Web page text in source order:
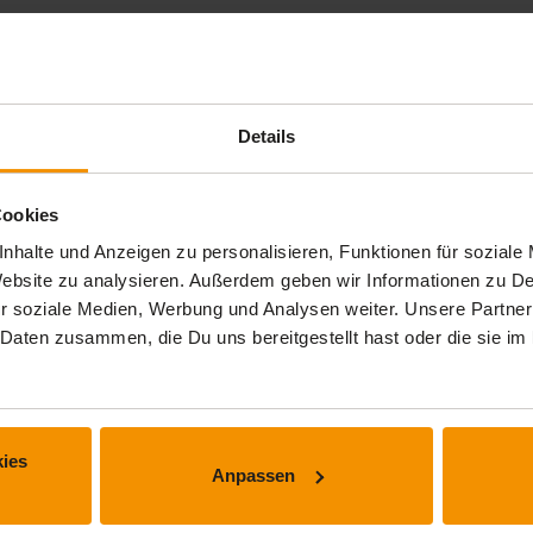
Details
und Anzeigen zu personalisieren, Funktionen für soziale
zu analysieren. Außerdem geben wir Informationen zu
soziale Medien, Werbung und Analysen weiter. Unsere
zusammen, die Du uns bereitgestellt hast oder die sie
Anpassen
zu machen. Denn sobald man zu konkret wird, kann das
verhandeln. Dies erhöht die Chancen auf eine erfolgreiche
Sollte man zu keinem Ergebnis kommen, dann ist es
Themen erst noch nachdenken muss. Auf diese Weise
Kompromiss eingehen kann. Eventuell stößt man so eher